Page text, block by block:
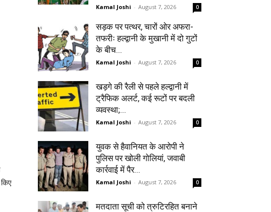
Kamal Joshi - August 7, 2026 0
सड़क पर पत्थर, चारों ओर अफरा-
तफरीः हल्द्वानी के मुखानी में दो गुटों
के बीच...
Kamal Joshi - August 7, 2026 0
खड़गे की रैली से पहले हल्द्वानी में
ट्रैफिक अलर्ट, कई रूटों पर बदली
व्यवस्था;...
Kamal Joshi - August 7, 2026 0
युवक से हैवानियत के आरोपी ने
पुलिस पर खोली गोलियां, जवाबी
कार्रवाई में पैर...
Kamal Joshi - August 7, 2026 0
मतदाता सूची को त्रुटिरहित बनाने